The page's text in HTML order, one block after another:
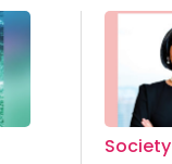
Society